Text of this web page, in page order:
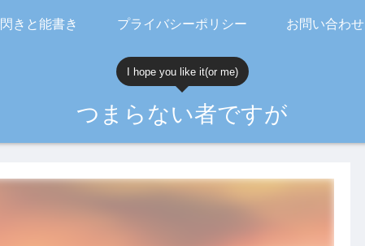
I hope you like it(or me)
つまらない者ですが
閃きと能書き プライバシーポリシー お問い合わせ